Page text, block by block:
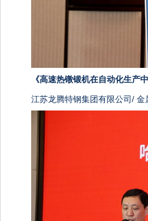
《高速热镦锻机在自动化生产
江苏龙腾特钢集团有限公司/